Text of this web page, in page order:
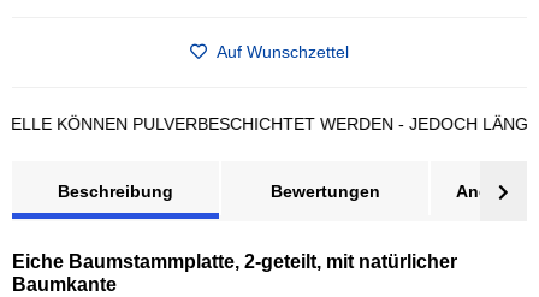
Auf Wunschzettel
KÖNNEN PULVERBESCHICHTET WERDEN - JEDOCH LÄNGERE
Beschreibung Bewertungen Angebot
Eiche Baumstammplatte, 2-geteilt, mit natürlicher
Baumkante